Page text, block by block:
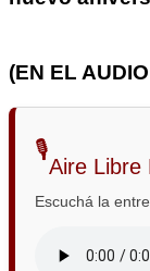
(EN EL
🎙️
Aire Libre
Escuchá la